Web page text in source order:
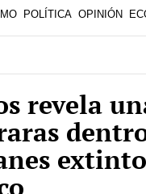
POLÍTICA OPINIÓN
revela